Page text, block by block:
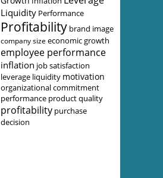
Liquidity Performance
Profitability brand image
company size economic growth
employee performance
inflation job satisfaction
leverage liquidity motivation
organizational commitment
performance product quality
profitability purchase
decision